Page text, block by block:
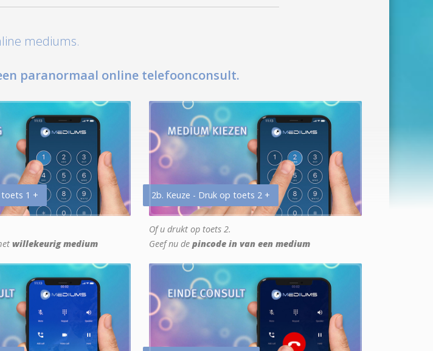
mediums.
paranormaal online telefoonconsult.
toets 1 +
willekeurig medium
2b. Keuze - Druk op toets 2 +
Of u drukt op toets 2.
Geef nu de pincode in van een medium